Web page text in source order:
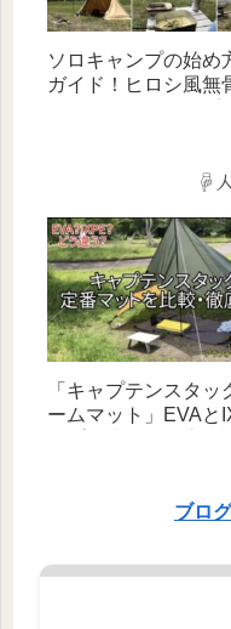
ソロキャンプの始め
ガイド！ヒロシ風無
☟
「キャプテンスタッ
ームマット」EVAと
ブロ